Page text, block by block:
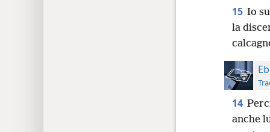
15 Io
la
14
anche